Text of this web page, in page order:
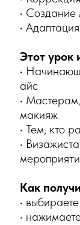
• Создание
•
Этот урок
•
айс
•
макияж
• Тем, кто
•
Как
•
•